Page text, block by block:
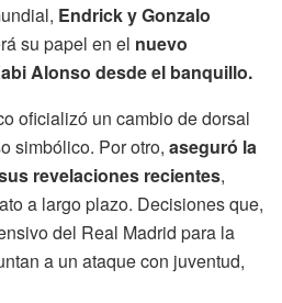
Endrick y Gonzalo
su papel en el nuevo
Alonso desde el banquillo.
oficializó un cambio de dorsal
simbólico. Por otro, aseguró la
revelaciones recientes,
a largo plazo. Decisiones que,
del Real Madrid para la
a un ataque con juventud,